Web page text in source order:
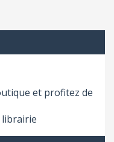
et profitez de